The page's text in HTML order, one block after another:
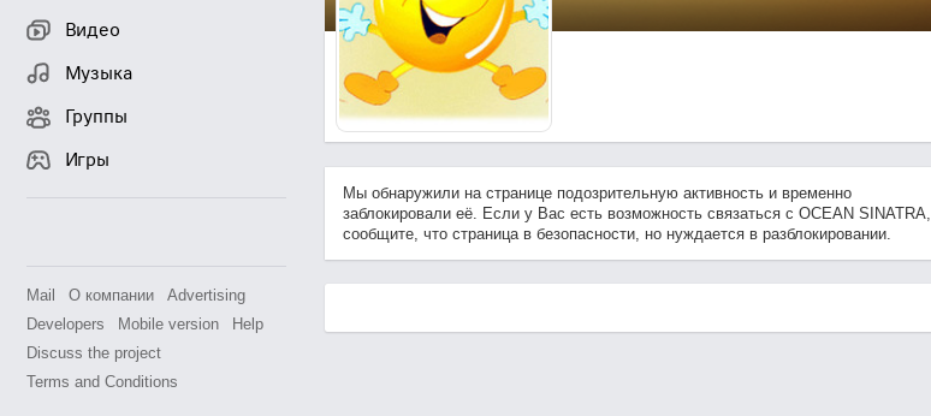
Видео
Музыка
Группы
Игры
Mail О компании
Advertising
Developers
Mobile version
Help
Discuss the project
Terms and Conditions
Мы обнаружили на странице подозрительную активность и временно
заблокировали её. Если у Вас есть возможность связаться с OCEAN SINATRA,
сообщите, что страница в безопасности, но нуждается в разблокировании.